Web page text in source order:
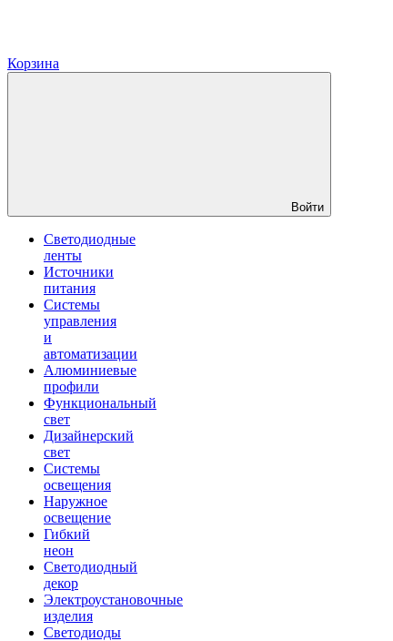
Корзина
Войти
Светодиодные
ленты
Источники
питания
Системы
управления
и
автоматизации
Алюминиевые
профили
Функциональный
свет
Дизайнерский
свет
Системы
освещения
Наружное
освещение
Гибкий
неон
Светодиодный
декор
Электроустановочные
изделия
Светодиоды